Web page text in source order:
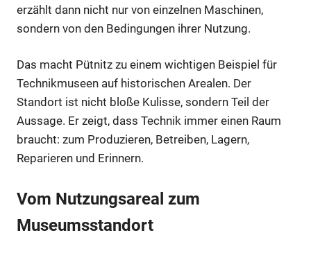
erzählt dann nicht nur von einzelnen Maschinen,
sondern von den Bedingungen ihrer Nutzung.
Das macht Pütnitz zu einem wichtigen Beispiel für
Technikmuseen auf historischen Arealen. Der
Standort ist nicht bloße Kulisse, sondern Teil der
Aussage. Er zeigt, dass Technik immer einen Raum
braucht: zum Produzieren, Betreiben, Lagern,
Reparieren und Erinnern.
Vom Nutzungsareal zum
Museumsstandort